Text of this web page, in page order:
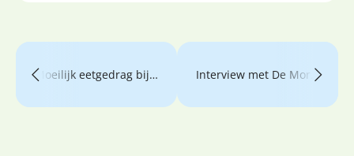
Moeilijk eetgedrag bij tieners in Het Laatste Nieuws Interview met De Morgen